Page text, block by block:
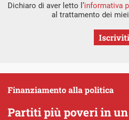
Dichiaro di aver letto l’informativa
al trattamento dei
Iscriviti
Partiti più poveri in
Finanziamento alla politica